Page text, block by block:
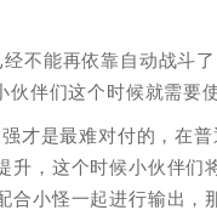
不能再依靠自动战斗
伴们这个时候就需要
才是最难对付的，在
升，这个时候小伙伴
小怪一起进行输出，